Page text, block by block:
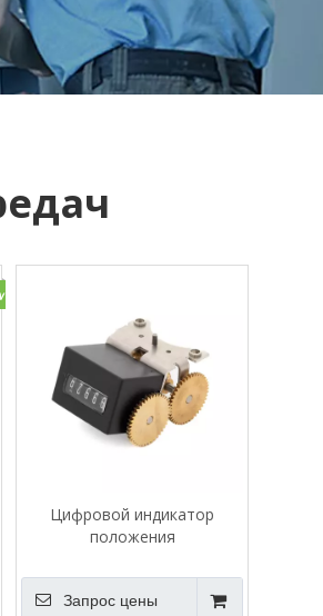
Цифровой индикатор
положения
Запрос цены